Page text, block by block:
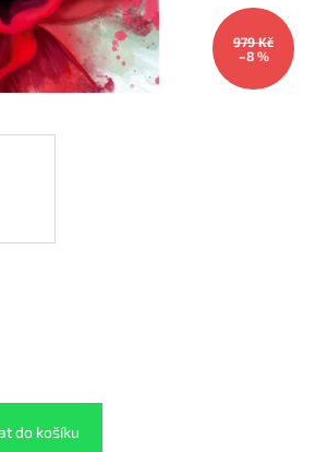
979 Kč
–8 %
do košíku